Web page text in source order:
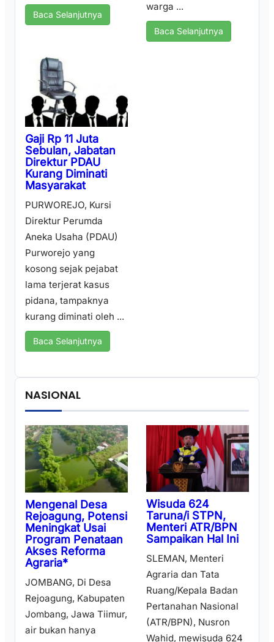
Baca Selanjutnya
warga ...
Baca Selanjutnya
Gaji Rp 11 Juta
Sebulan, Jabatan
Direktur PDAU
Kurang Diminati
Masyarakat
PURWOREJO, Kursi
Direktur Perumda
Aneka Usaha (PDAU)
Purworejo yang
kosong sejak pejabat
lama terjerat kasus
pidana, tampaknya
kurang diminati oleh ...
Baca Selanjutnya
NASIONAL
Mengenal Desa
Rejoagung, Potensi
Meningkat Usai
Program Penataan
Akses Reforma
Agraria*
JOMBANG, Di Desa
Rejoagung, Kabupaten
Jombang, Jawa Tiimur,
air bukan hanya
Wisuda 624
Taruna/i STPN,
Menteri ATR/BPN
Sampaikan Hal Ini
SLEMAN, Menteri
Agraria dan Tata
Ruang/Kepala Badan
Pertanahan Nasional
(ATR/BPN), Nusron
Wahid, mewisuda 624